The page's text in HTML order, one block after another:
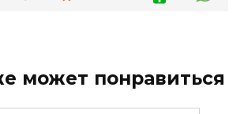
может понравиться